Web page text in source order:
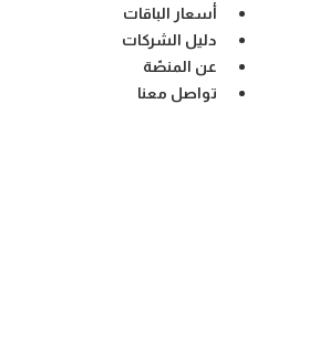
أسعار الباقات
دليل الشركات
عن المنصّة
تواصل معنا